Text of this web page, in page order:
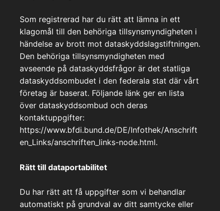
Som registrerad har du rätt att lämna in ett
klagomål till den behöriga tillsynsmyndigheten i
händelse av brott mot dataskyddslagstiftningen.
Den behöriga tillsynsmyndigheten med
avseende på dataskyddsfrågor är det statliga
dataskyddsombudet i den federala stat där vårt
företag är baserat. Följande länk ger en lista
över dataskyddsombud och deras
kontaktuppgifter:
https://www.bfdi.bund.de/DE/Infothek/Anschrift
en_Links/anschriften_links-node.html.
Rätt till dataportabilitet
Du har rätt att få uppgifter som vi behandlar
automatiskt på grundval av ditt samtycke eller